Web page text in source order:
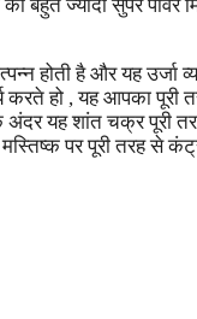
बहुत ज्यादा सुपर
होती है और यह उर्जा
हो , यह आपका पूरी
यह शांत चक्र पूरी
पर पूरी तरह से